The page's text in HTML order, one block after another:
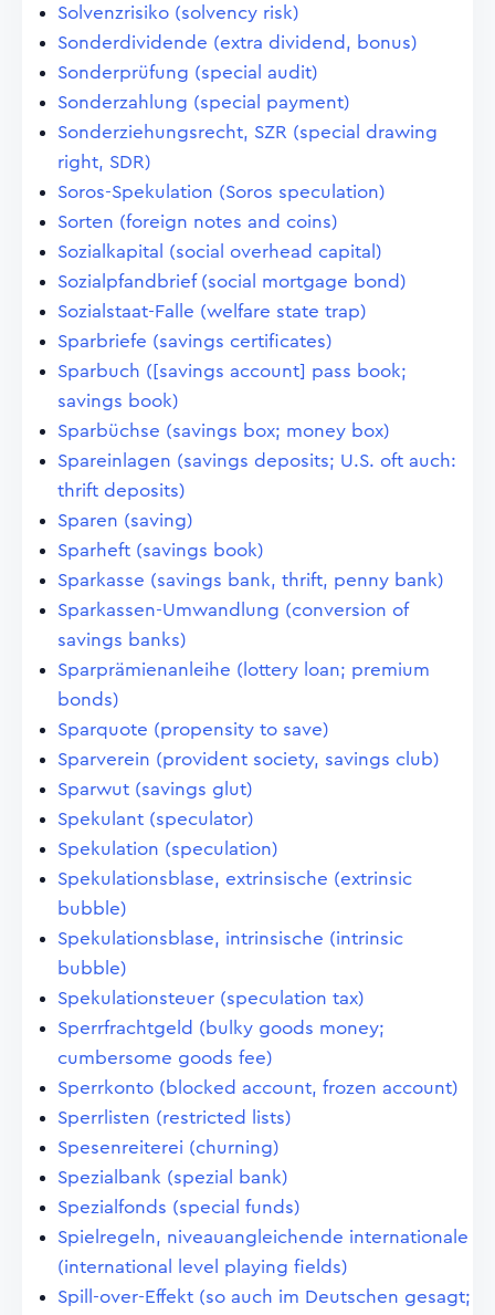
Solvenzrisiko (solvency risk)
Sonderdividende (extra dividend, bonus)
Sonderprüfung (special audit)
Sonderzahlung (special payment)
Sonderziehungsrecht, SZR (special drawing
right, SDR)
Soros-Spekulation (Soros speculation)
Sorten (foreign notes and coins)
Sozialkapital (social overhead capital)
Sozialpfandbrief (social mortgage bond)
Sozialstaat-Falle (welfare state trap)
Sparbriefe (savings certificates)
Sparbuch ([savings account] pass book;
savings book)
Sparbüchse (savings box; money box)
Spareinlagen (savings deposits; U.S. oft auch:
thrift deposits)
Sparen (saving)
Sparheft (savings book)
Sparkasse (savings bank, thrift, penny bank)
Sparkassen-Umwandlung (conversion of
savings banks)
Sparprämienanleihe (lottery loan; premium
bonds)
Sparquote (propensity to save)
Sparverein (provident society, savings club)
Sparwut (savings glut)
Spekulant (speculator)
Spekulation (speculation)
Spekulationsblase, extrinsische (extrinsic
bubble)
Spekulationsblase, intrinsische (intrinsic
bubble)
Spekulationsteuer (speculation tax)
Sperrfrachtgeld (bulky goods money;
cumbersome goods fee)
Sperrkonto (blocked account, frozen account)
Sperrlisten (restricted lists)
Spesenreiterei (churning)
Spezialbank (spezial bank)
Spezialfonds (special funds)
Spielregeln, niveauangleichende internationale
(international level playing fields)
Spill-over-Effekt (so auch im Deutschen gesagt;